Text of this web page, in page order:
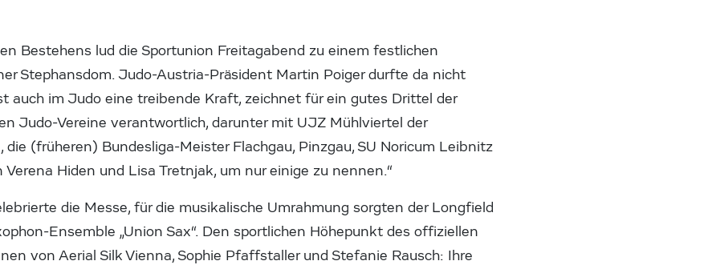
Bestehens lud die Sportunion Freitagabend zu einem festlichen
Stephansdom. Judo-Austria-Präsident Martin Poiger durfte da nicht
auch im Judo eine treibende Kraft, zeichnet für ein gutes Drittel der
Judo-Vereine verantwortlich, darunter mit UJZ Mühlviertel der
die (früheren) Bundesliga-Meister Flachgau, Pinzgau, SU Noricum Leibnitz
Hiden und Lisa Tretnjak, um nur einige zu nennen.“
die Messe, für die musikalische Umrahmung sorgten der Longfield
Ensemble „Union Sax“. Den sportlichen Höhepunkt des offiziellen
von Aerial Silk Vienna, Sophie Pfaffstaller und Stefanie Rausch: Ihre